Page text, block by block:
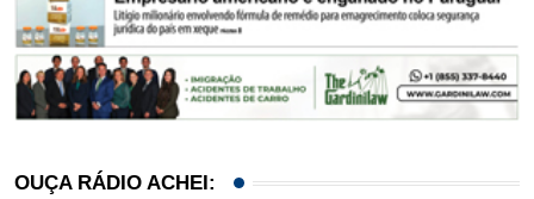
OUÇA RÁDIO ACHEI: